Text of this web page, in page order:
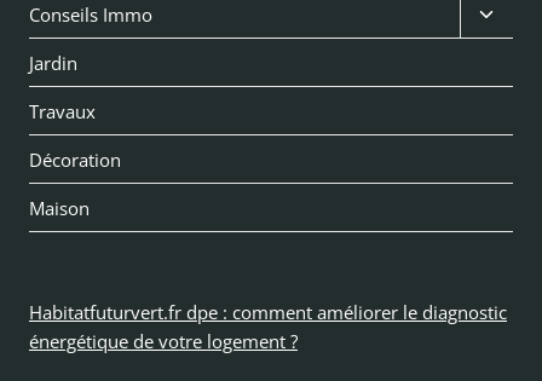
Conseils Immo
le
menu
Jardin
Travaux
Décoration
Maison
Habitatfuturvert.fr dpe : comment améliorer le diagnostic
énergétique de votre logement ?